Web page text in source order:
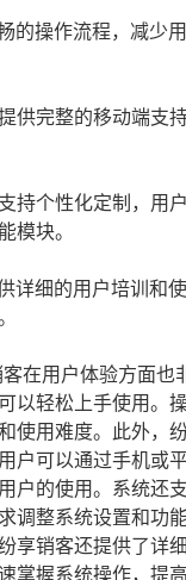
的操作流程，减少
供完整的移动端支
支持个性化定制，用
模块。
详细的用户培训和
在用户体验方面也
以轻松上手使用。
使用难度。此外，
户可以通过手机或
户的使用。系统还
调整系统设置和功
享销客还提供了详
掌握系统操作，提高